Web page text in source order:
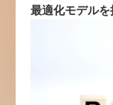
最適化モデルを